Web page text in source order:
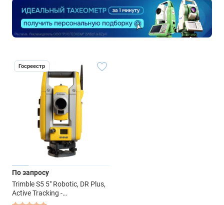
Госреестр
По запросу
Trimble S5 5" Robotic, DR Plus,
Active Tracking -
роботизированный